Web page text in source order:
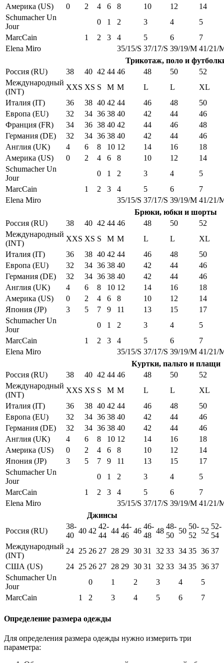
Америка (US)
0 2 4 6 8 10 12
14
Schumacher Un
Jour
0 1 2 3 4
5
MarcCain
1 2 3 4 5 6
7
Elena Miro
35/15/S 37/17/S 39/19/M 41/21/
Трикотаж, поло и
Россия (RU)
38 40 42 44 46 48 50
52
Международный
(INT)
XXS XS S M M L L
XL
Италия (IT)
36 38 40 42 44 46 48
50
Европа (EU)
32 34 36 38 40 42 44
46
Франция (FR)
34 36 38 40 42 44 46
48
Германия (DE)
32 34 36 38 40 42 44
46
Англия (UK)
4 6 8 10 12 14 16
18
Америка (US)
0 2 4 6 8 10 12
14
Schumacher Un
Jour
0 1 2 3 4
5
MarcCain
1 2 3 4 5 6
7
Elena Miro
35/15/S 37/17/S 39/19/M 41/21/
Брюки, юбки и шорты
Россия (RU)
38 40 42 44 46 48 50
52
Международный
(INT)
XXS XS S M M L L
XL
Италия (IT)
36 38 40 42 44 46 48
50
Европа (EU)
32 34 36 38 40 42 44
46
Германия (DE)
32 34 36 38 40 42 44
46
Англия (UK)
4 6 8 10 12 14 16
18
Америка (US)
0 2 4 6 8 10 12
14
Япония (JP)
3 5 7 9 11 13 15
17
Schumacher Un
Jour
0 1 2 3 4
5
MarcCain
1 2 3 4 5 6
7
Elena Miro
35/15/S 37/17/S 39/19/M 41/21/
Куртки, пальто и плащи
Россия (RU)
38 40 42 44 46 48 50
52
Международный
(INT)
XXS XS S M M L L
XL
Италия (IT)
36 38 40 42 44 46 48
50
Европа (EU)
32 34 36 38 40 42 44
46
Германия (DE)
32 34 36 38 40 42 44
46
Англия (UK)
4 6 8 10 12 14 16
18
Америка (US)
0 2 4 6 8 10 12
14
Япония (JP)
3 5 7 9 11 13 15
17
Schumacher Un
Jour
0 1 2 3 4
5
MarcCain
1 2 3 4 5 6
7
Elena Miro
35/15/S 37/17/S 39/19/M 41/21/
Джинсы
Россия (RU)
38-
40
40 42
42-
44
44
44-
46
46
46-
48
48
48-
50
50
50-
52
52
52-
54
Международный
(INT)
24 25 26 27 28 29 30 31 32 33 34 35 36 37
США (US)
24 25 26 27 28 29 30 31 32 33 34 35 36 37
Schumacher Un
Jour
0 1 2 3 4
5
MarcCain
1 2 3 4 5 6 7
Определение размера одежды
Для определения размера одежды нужно измерить три
параметра: